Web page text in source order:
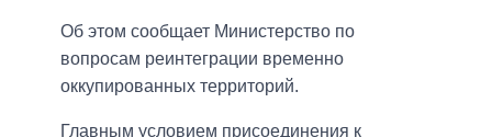
Об этом сообщает Министерство по
вопросам реинтеграции временно
оккупированных территорий.
Главным условием присоединения к